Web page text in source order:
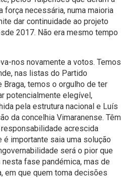
força necessária, numa maioria
dar continuidade ao projeto
2017. Não era mesmo tempo
nos novamente a votos. Temos
nas listas do Partido
temos o orgulho de ter
potencialmente elegível,
pela estrutura nacional e Luís
da concelhia Vimaranense. Têm
acrescida
importante saia uma solução
será o pior que
fase pandémica, mas de
em que quem toma decisões